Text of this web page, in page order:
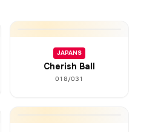
JAPANS
Cherish Ball
018/031